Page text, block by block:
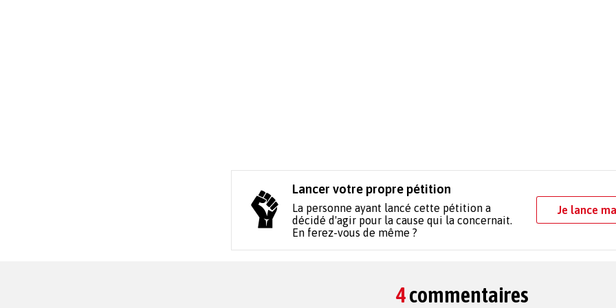
Lancer votre propre pétition
La personne ayant lancé cette pétition a
décidé d'agir pour la cause qui la concernait.
En ferez-vous de même ?
Je lance
4commentaires